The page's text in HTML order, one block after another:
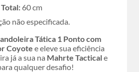
60 cm
não especificada.
Tática 1 Ponto com
Coyote e eleve sua eficiência
já a sua na Mahrte Tacticale
qualquer desafio!